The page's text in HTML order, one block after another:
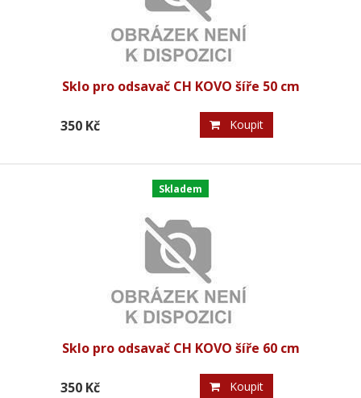
Sklo pro odsavač CH KOVO šíře 50 cm
350 Kč Koupit
Sklo pro odsavač CH KOVO šíře 60 cm
Skladem
350 Kč Koupit